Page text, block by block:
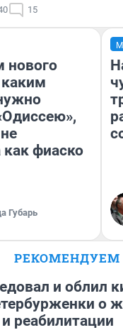
15
нового
фиаско
Губарь
РЕКОМЕНДУЕМ
и облил
о
реабилитации